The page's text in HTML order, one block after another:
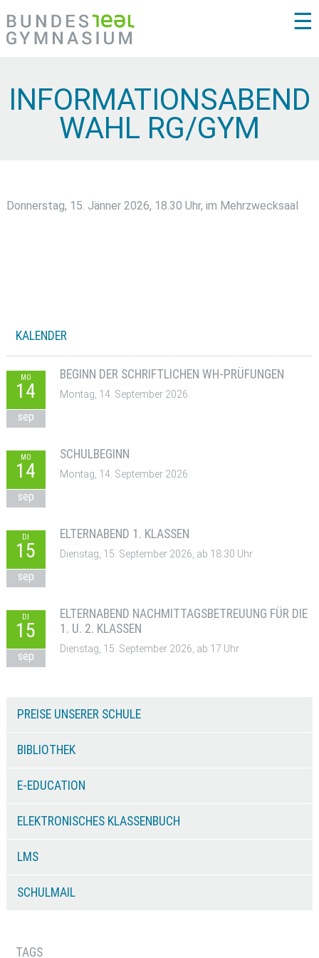
☰
INFORMATIONSABEND
WAHL RG/GYM
Donnerstag, 15. Jänner 2026, 18.30 Uhr, im Mehrzwecksaal
KALENDER
MO
14
sep
BEGINN DER SCHRIFTLICHEN WH-PRÜFUNGEN
Montag, 14. September 2026
MO
14
sep
SCHULBEGINN
Montag, 14. September 2026
DI
15
sep
ELTERNABEND 1. KLASSEN
Dienstag, 15. September 2026, ab 18:30 Uhr
DI
15
sep
ELTERNABEND NACHMITTAGSBETREUUNG FÜR DIE
1. U. 2. KLASSEN
Dienstag, 15. September 2026, ab 17 Uhr
PREISE UNSERER SCHULE
BIBLIOTHEK
E-EDUCATION
ELEKTRONISCHES KLASSENBUCH
LMS
SCHULMAIL
TAGS